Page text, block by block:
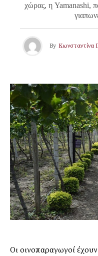
χώρας, η Yamanashi,
By Κωνσταντίνα
Οι οινοπαραγωγοί έχουν